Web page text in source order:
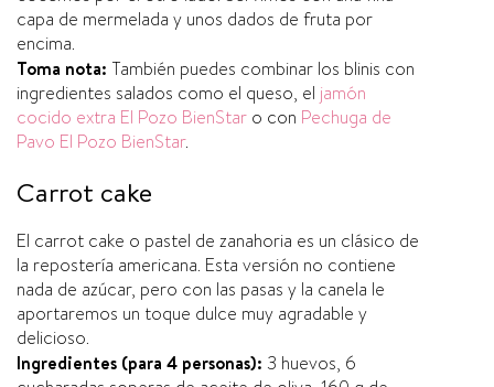
capa de mermelada y unos dados de fruta por
encima.
Toma nota: También puedes combinar los blinis con
ingredientes salados como el queso, el jamón
cocido extra El Pozo BienStar o con Pechuga de
Pavo El Pozo BienStar.
Carrot cake
El carrot cake o pastel de zanahoria es un clásico de
la reposterí­a americana. Esta versión no contiene
nada de azúcar, pero con las pasas y la canela le
aportaremos un toque dulce muy agradable y
delicioso.
Ingredientes (para 4 personas): 3 huevos, 6